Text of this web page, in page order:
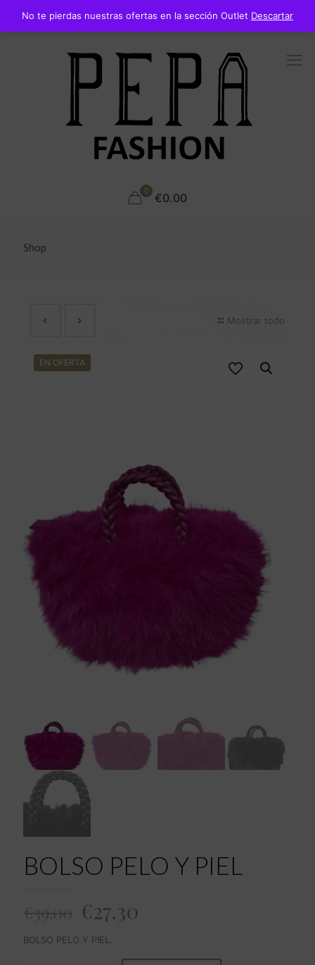
0 €0.00
Shop
Mostrar todo
EN OFERTA
BOLSO PELO Y PIEL
€39.00 El
precio
original
€27.30
actual
BOLSO PELO Y PIEL.
No te pierdas nuestras ofertas en la sección Outlet Descartar